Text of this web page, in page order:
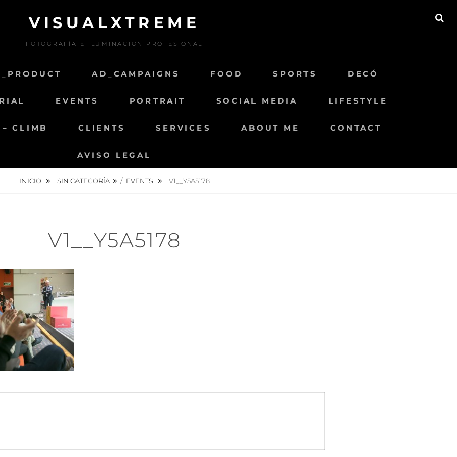
VISUALXTREME
FOTOGRAFÍA E ILUMINACIÓN PROFESIONAL
AD_CAMPAIGNS FOOD SPORTS DECÓ
EVENTS PORTRAIT SOCIAL MEDIA LIFESTYLE
CLIMB CLIENTS SERVICES ABOUT ME CONTACT
AVISO LEGAL
INICIO SIN CATEGORÍA / EVENTS V1__Y5A5178
V1__Y5A5178